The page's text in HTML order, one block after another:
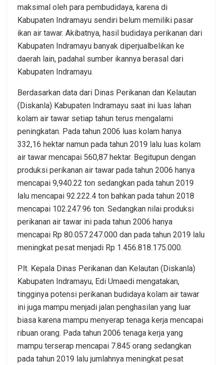
maksimal oleh para pembudidaya, karena di
Kabupaten Indramayu sendiri belum memiliki pasar
ikan air tawar. Akibatnya, hasil budidaya perikanan dari
Kabupaten Indramayu banyak diperjualbelikan ke
daerah lain, padahal sumber ikannya berasal dari
Kabupaten Indramayu.
Berdasarkan data dari Dinas Perikanan dan Kelautan
(Diskanla) Kabupaten Indramayu saat ini luas lahan
kolam air tawar setiap tahun terus mengalami
peningkatan. Pada tahun 2006 luas kolam hanya
332,16 hektar namun pada tahun 2019 lalu luas kolam
air tawar mencapai 560,87 hektar. Begitupun dengan
produksi perikanan air tawar pada tahun 2006 hanya
mencapai 9,940.22 ton sedangkan pada tahun 2019
lalu mencapai 92.222.4 ton bahkan pada tahun 2018
mencapai 102.247.96 ton. Sedangkan nilai produksi
perikanan air tawar ini pada tahun 2006 hanya
mencapai Rp 80.057.247.000 dan pada tahun 2019 lalu
meningkat pesat menjadi Rp 1.456.818.175.000.
Plt. Kepala Dinas Perikanan dan Kelautan (Diskanla)
Kabupaten Indramayu, Edi Umaedi mengatakan,
tingginya potensi perikanan budidaya kolam air tawar
ini juga mampu menjadi jalan penghasilan yang luar
biasa karena mampu menyerap tenaga kerja mencapai
ribuan orang. Pada tahun 2006 tenaga kerja yang
mampu terserap mencapai 7.845 orang sedangkan
pada tahun 2019 lalu jumlahnya meningkat pesat